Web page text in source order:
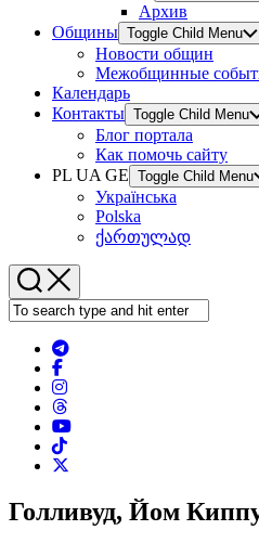
Архив
Общины Toggle Child Menu
Новости общин
Межобщинные
Календарь
Контакты Toggle Child Menu
Блог портала
Как помочь сайту
PL UA GE Toggle Child Menu
Українська
Polska
ქართულად
Голливуд, Йом